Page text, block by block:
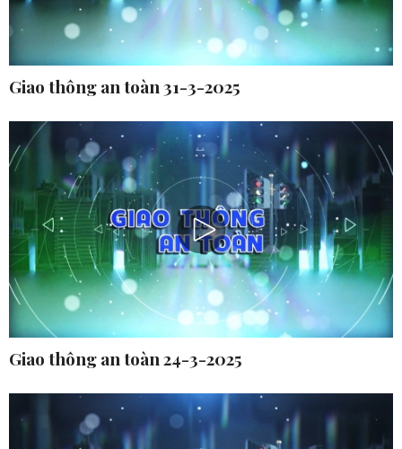
Giao thông an toàn 31-3-2025
Giao thông an toàn 24-3-2025